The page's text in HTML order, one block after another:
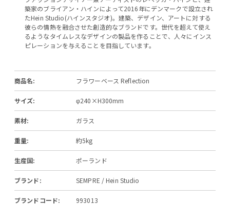
築家のブライアン・ハインによって2016年にデンマークで設立され
たHein Studio(ハインスタジオ)。建築、デザイン、アートに対する
彼らの情熱を融合させた創造的なブランドです。世代を超えて使え
るようなタイムレスなデザインの製品を作ることで、人々にインス
ピレーションを与えることを目指しています。
商品名: フラワーベース Reflection
サイズ: φ240×H300mm
素材: ガラス
重量: 約5kg
生産国: ポーランド
ブランド: SEMPRE / Hein Studio
ブランドコード: 993013